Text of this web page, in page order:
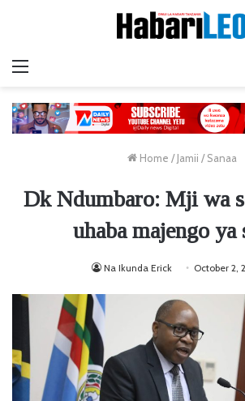
Home / Jamii / Sanaa
Dk Ndumbaro: Mji wa
uhaba majengo ya
Na Ikunda Erick October 2,